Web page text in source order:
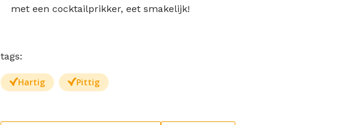
met een cocktailprikker, eet smakelijk!
tags:
Hartig Pittig